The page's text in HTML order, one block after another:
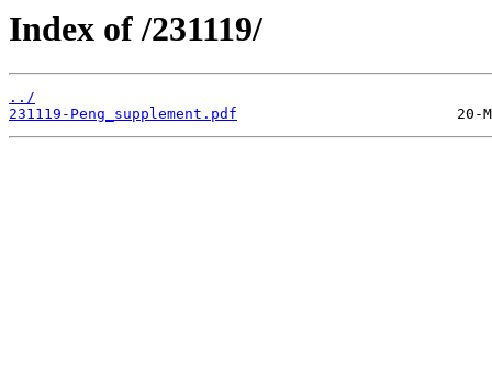
Index of /231119/
../
231119-Peng_supplement.pdf